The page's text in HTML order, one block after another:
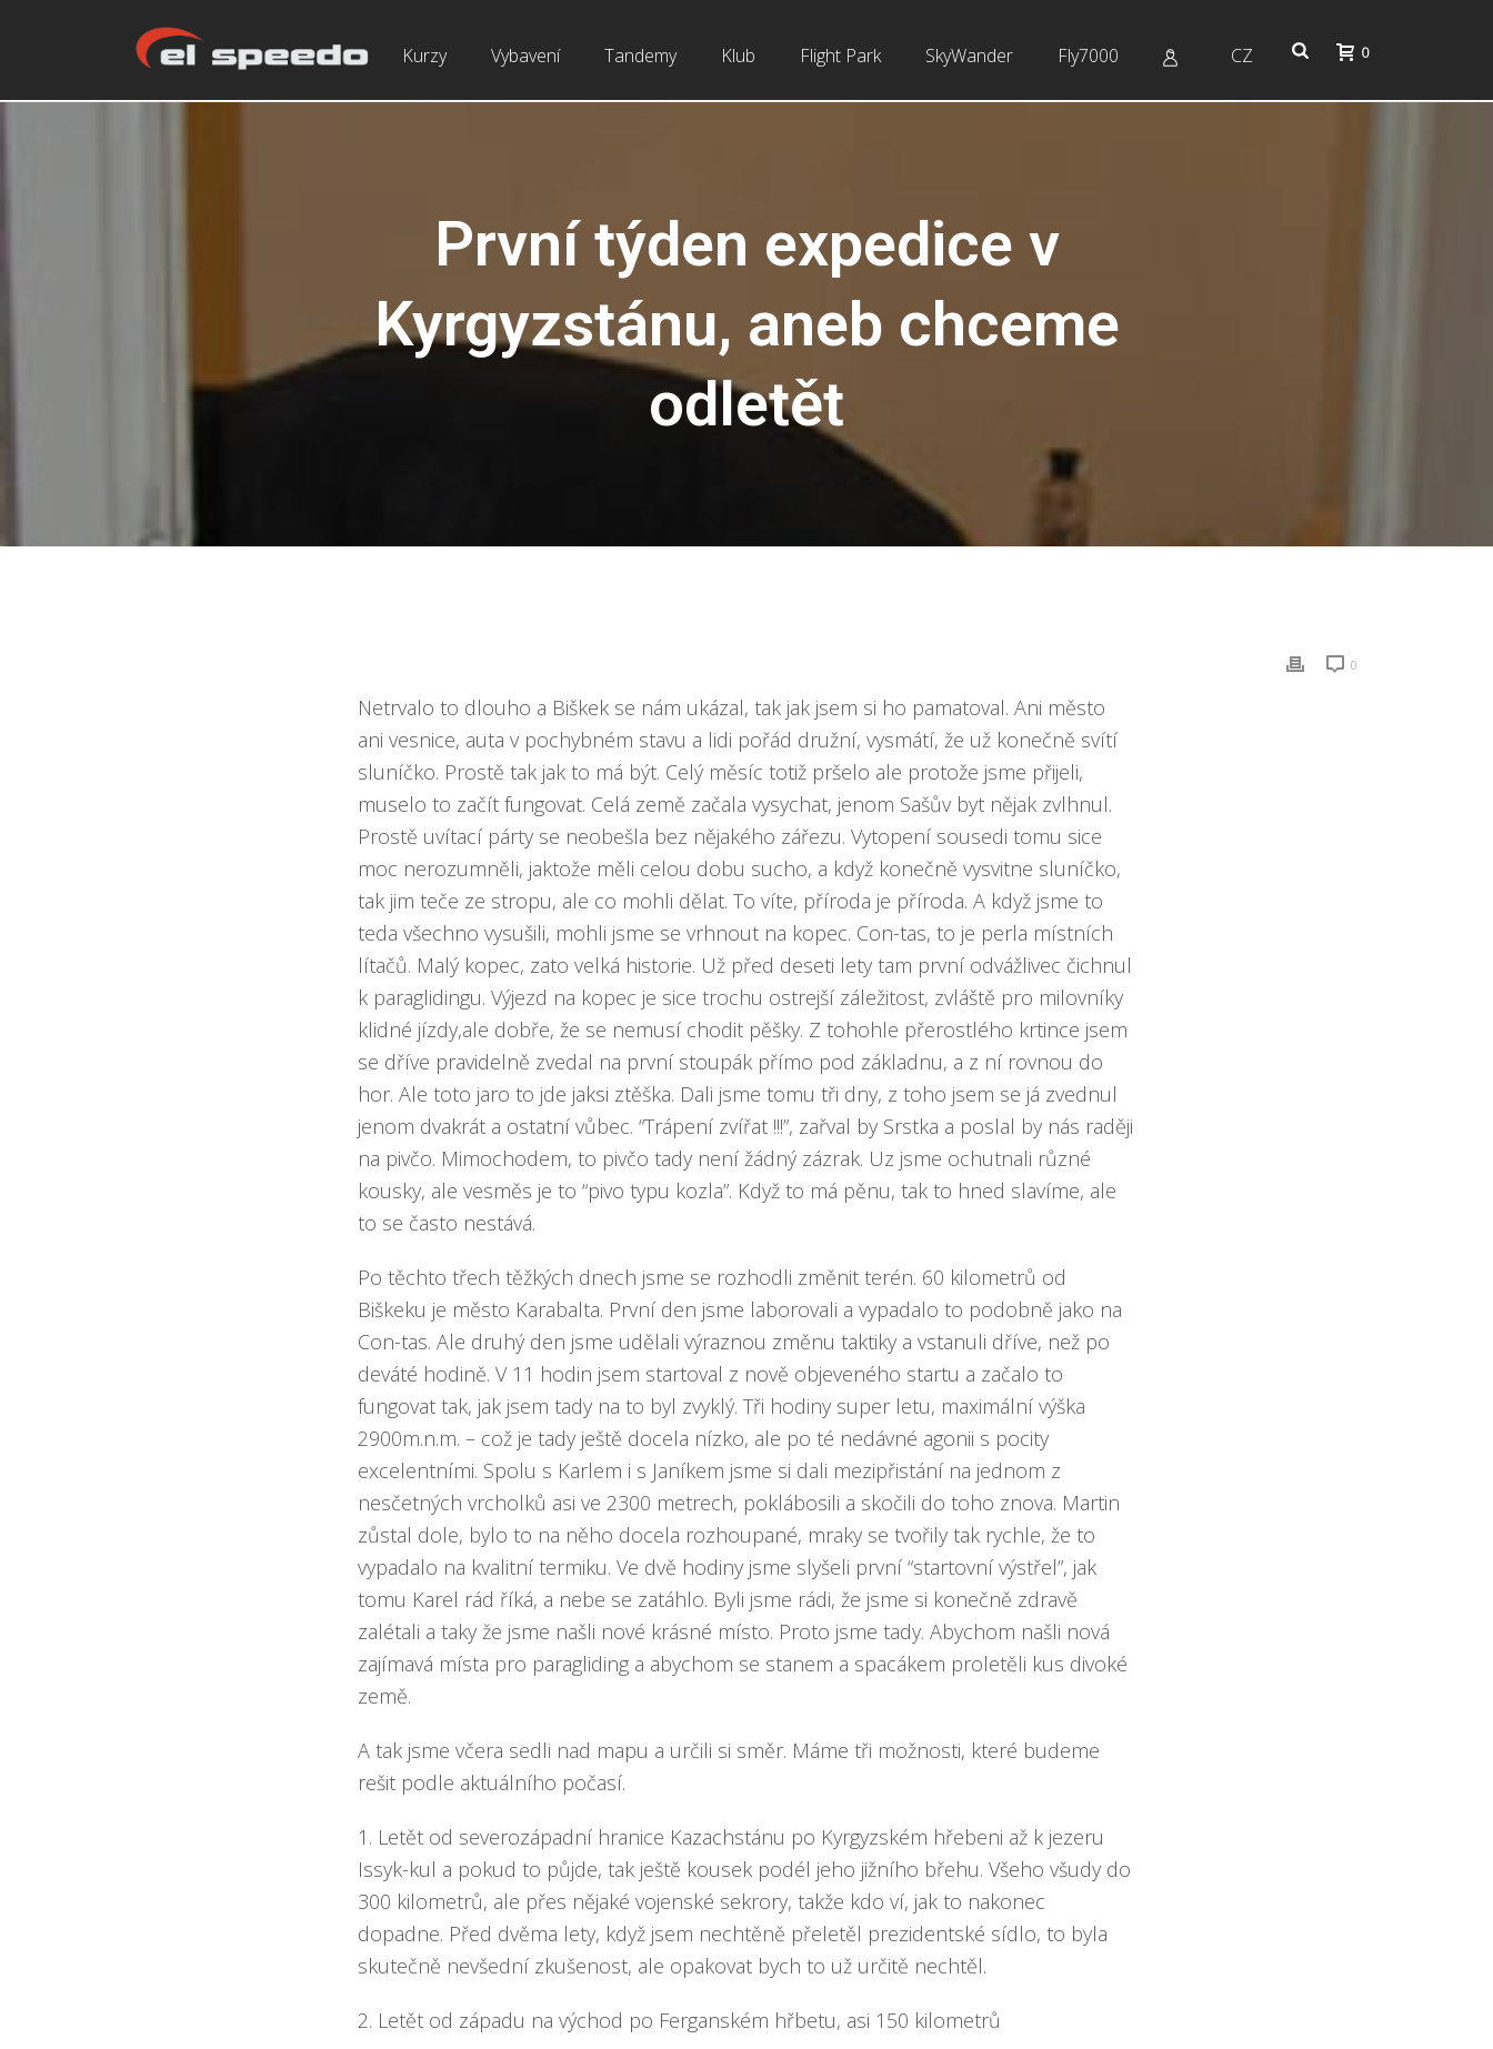
Kurzy Vybavení Tandemy Klub Flight Park SkyWander Fly7000 CZ 0
První týden expedice v
Kyrgyzstánu, aneb chceme
odletět
0
Netrvalo to dlouho a Biškek se nám ukázal, tak jak jsem si ho pamatoval. Ani město
ani vesnice, auta v pochybném stavu a lidi pořád družní, vysmátí, že už konečně svítí
sluníčko. Prostě tak jak to má být. Celý měsíc totiž pršelo ale protože jsme přijeli,
muselo to začít fungovat. Celá země začala vysychat, jenom Sašův byt nějak zvlhnul.
Prostě uvítací párty se neobešla bez nějakého zářezu. Vytopení sousedi tomu sice
moc nerozumněli, jaktože měli celou dobu sucho, a když konečně vysvitne sluníčko,
tak jim teče ze stropu, ale co mohli dělat. To víte, příroda je příroda. A když jsme to
teda všechno vysušili, mohli jsme se vrhnout na kopec. Con-tas, to je perla místních
lítačů. Malý kopec, zato velká historie. Už před deseti lety tam první odvážlivec čichnul
k paraglidingu. Výjezd na kopec je sice trochu ostrejší záležitost, zvláště pro milovníky
klidné jízdy,ale dobře, že se nemusí chodit pěšky. Z tohohle přerostlého krtince jsem
se dříve pravidelně zvedal na první stoupák přímo pod základnu, a z ní rovnou do
hor. Ale toto jaro to jde jaksi ztěška. Dali jsme tomu tři dny, z toho jsem se já zvednul
jenom dvakrát a ostatní vůbec. “Trápení zvířat !!!”, zařval by Srstka a poslal by nás raději
na pivčo. Mimochodem, to pivčo tady není žádný zázrak. Uz jsme ochutnali různé
kousky, ale vesměs je to “pivo typu kozla”. Když to má pěnu, tak to hned slavíme, ale
to se často nestává.
Po těchto třech těžkých dnech jsme se rozhodli změnit terén. 60 kilometrů od
Biškeku je město Karabalta. První den jsme laborovali a vypadalo to podobně jako na
Con-tas. Ale druhý den jsme udělali výraznou změnu taktiky a vstanuli dříve, než po
deváté hodině. V 11 hodin jsem startoval z nově objeveného startu a začalo to
fungovat tak, jak jsem tady na to byl zvyklý. Tři hodiny super letu, maximální výška
2900m.n.m. – což je tady ještě docela nízko, ale po té nedávné agonii s pocity
excelentními. Spolu s Karlem i s Janíkem jsme si dali mezipřistání na jednom z
nesčetných vrcholků asi ve 2300 metrech, poklábosili a skočili do toho znova. Martin
zůstal dole, bylo to na něho docela rozhoupané, mraky se tvořily tak rychle, že to
vypadalo na kvalitní termiku. Ve dvě hodiny jsme slyšeli první “startovní výstřel”, jak
tomu Karel rád říká, a nebe se zatáhlo. Byli jsme rádi, že jsme si konečně zdravě
zalétali a taky že jsme našli nové krásné místo. Proto jsme tady. Abychom našli nová
zajímavá místa pro paragliding a abychom se stanem a spacákem proletěli kus divoké
země.
A tak jsme včera sedli nad mapu a určili si směr. Máme tři možnosti, které budeme
rešit podle aktuálního počasí.
1. Letět od severozápadní hranice Kazachstánu po Kyrgyzském hřebeni až k jezeru
Issyk-kul a pokud to půjde, tak ještě kousek podél jeho jižního břehu. Všeho všudy do
300 kilometrů, ale přes nějaké vojenské sekrory, takže kdo ví, jak to nakonec
dopadne. Před dvěma lety, když jsem nechtěně přeletěl prezidentské sídlo, to byla
skutečně nevšední zkušenost, ale opakovat bych to už určitě nechtěl.
2. Letět od západu na východ po Ferganském hřbetu, asi 150 kilometrů